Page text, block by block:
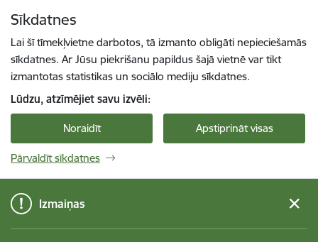
Sīkdatnes
Lai šī tīmekļvietne darbotos, tā izmanto obligāti nepieciešamās
sīkdatnes. Ar Jūsu piekrišanu papildus šajā vietnē var tikt
izmantotas statistikas un sociālo mediju sīkdatnes.
Lūdzu, atzīmējiet savu izvēli:
Noraidīt Apstiprināt visas
Pārvaldīt sīkdatnes
Izmaiņas